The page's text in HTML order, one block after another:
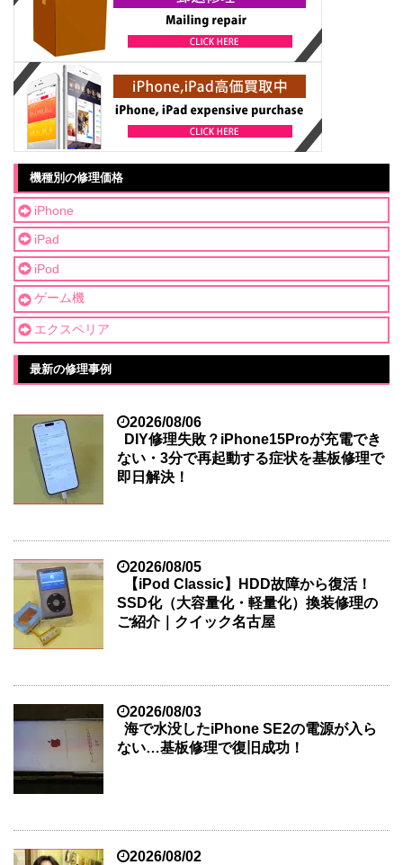
機種別の修理価格
iPhone
iPad
iPod
ゲーム機
エクスペリア
最新の修理事例
2026/08/06
DIY修理失敗？iPhone15Proが充電でき
ない・3分で再起動する症状を基板修理で
即日解決！
2026/08/05
【iPod Classic】HDD故障から復活！
SSD化（大容量化・軽量化）換装修理の
ご紹介｜クイック名古屋
2026/08/03
海で水没したiPhone SE2の電源が入ら
ない…基板修理で復旧成功！
2026/08/02